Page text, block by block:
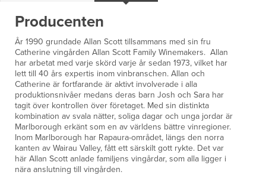
Producenten
År 1990 grundade Allan Scott tillsammans med sin fru
Catherine vingården Allan Scott Family Winemakers. Allan
har arbetat med varje skörd varje år sedan 1973, vilket har
lett till 40 års expertis inom vinbranschen. Allan och
Catherine är fortfarande är aktivt involverade i alla
produktionsnivåer medans deras barn Josh och Sara har
tagit över kontrollen över företaget. Med sin distinkta
kombination av svala nätter, soliga dagar och unga jordar är
Marlborough erkänt som en av världens bättre vinregioner.
Inom Marlborough har Rapaura-området, längs den norra
kanten av Wairau Valley, fått ett särskilt gott rykte. Det var
här Allan Scott anlade familjens vingårdar, som alla ligger i
nära anslutning till vingården.